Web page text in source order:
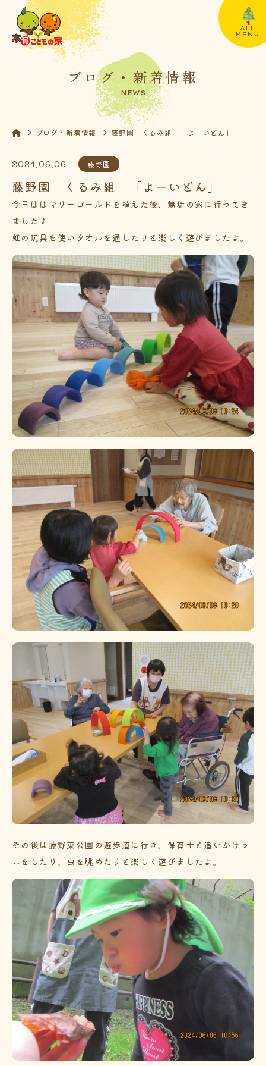
ALL
MENU
ブログ・新着情報
NEWS
ブログ・新着情報 藤野園 くるみ組 「よーいどん」
2024.06.06 藤野園
藤野園 くるみ組 「よーいどん」
今日ははマリーゴールドを植えた後、無垢の家に行ってき
ました♪
虹の玩具を使いタオルを通したりと楽しく遊びましたよ。
その後は藤野東公園の遊歩道に行き、保育士と追いかけっ
こをしたり、虫を眺めたりと楽しく遊びましたよ。